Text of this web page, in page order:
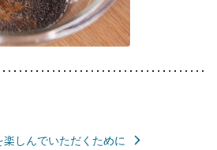
しんでいただくために